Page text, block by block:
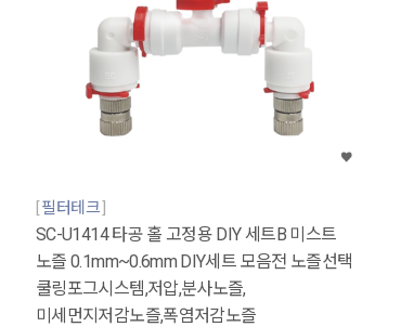
필터테크
SC-U1414 타공 홀 고정용 DIY 세트B 미스트
노즐 0.1mm~0.6mm DIY세트 모음전 노즐선택
쿨링포그시스템,저압,분사노즐,
미세먼지저감노즐,폭염저감노즐